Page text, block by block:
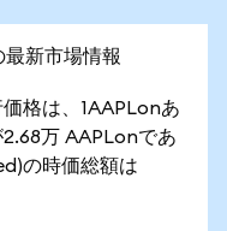
新市場情報
格は、1AAPLonあ
2.68万 AAPLonであ
の時価総額は